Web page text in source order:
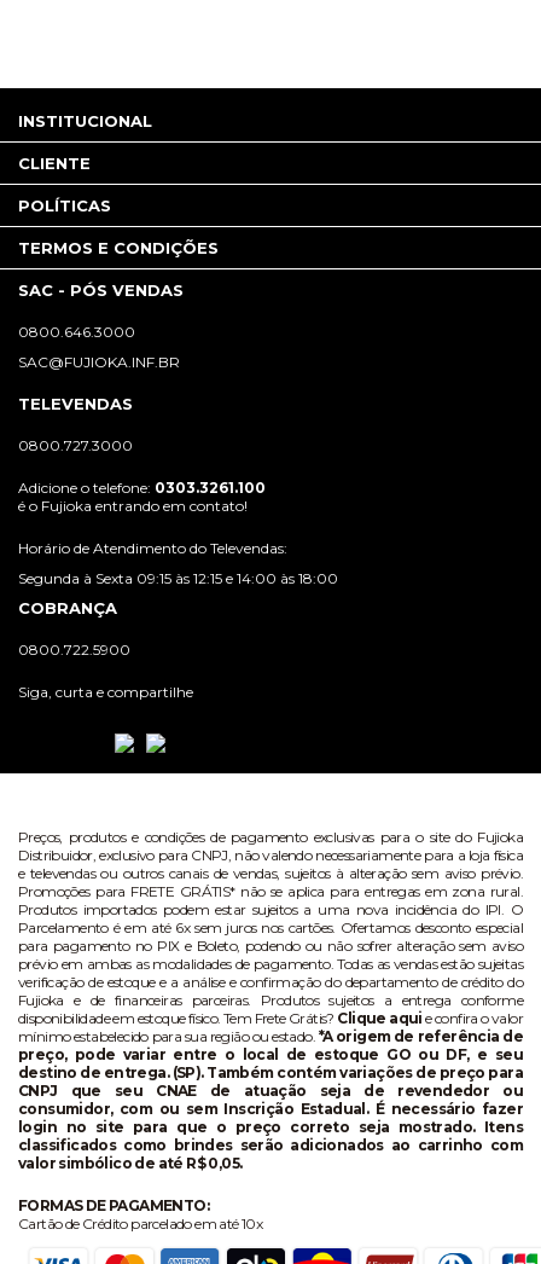
INSTITUCIONAL
CLIENTE
POLÍTICAS
TERMOS E CONDIÇÕES
SAC - PÓS VENDAS
0800.646.3000
SAC@FUJIOKA.INF.BR
TELEVENDAS
0800.727.3000
Adicione o telefone: 0303.3261.100
é o Fujioka entrando em contato!
Horário de Atendimento do Televendas:
Segunda à Sexta 09:15 às 12:15 e 14:00 às 18:00
COBRANÇA
0800.722.5900
Siga, curta e compartilhe
Preços, produtos e condições de pagamento exclusivas para o site do Fujioka
Distribuidor, exclusivo para CNPJ, não valendo necessariamente para a loja física
e televendas ou outros canais de vendas, sujeitos à alteração sem aviso prévio.
Promoções para FRETE GRÁTIS* não se aplica para entregas em zona rural.
Produtos importados podem estar sujeitos a uma nova incidência do IPI. O
Parcelamento é em até 6x sem juros nos cartões. Ofertamos desconto especial
para pagamento no PIX e Boleto, podendo ou não sofrer alteração sem aviso
prévio em ambas as modalidades de pagamento. Todas as vendas estão sujeitas
verificação de estoque e a análise e confirmação do departamento de crédito do
Fujioka e de financeiras parceiras. Produtos sujeitos a entrega conforme
disponibilidade em estoque físico. Tem Frete Grátis? Clique aqui e confira o valor
mínimo estabelecido para sua região ou estado. *A origem de referência de
preço, pode variar entre o local de estoque GO ou DF, e seu
destino de entrega. (SP). Também contém variações de preço para
CNPJ que seu CNAE de atuação seja de revendedor ou
consumidor, com ou sem Inscrição Estadual. É necessário fazer
login no site para que o preço correto seja mostrado. Itens
classificados como brindes serão adicionados ao carrinho com
valor simbólico de até R$ 0,05.
FORMAS DE PAGAMENTO:
Cartão de Crédito parcelado em até 10x